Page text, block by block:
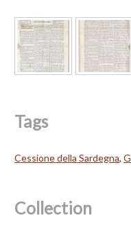
Tags
Cessione della Sardegna,
Collection